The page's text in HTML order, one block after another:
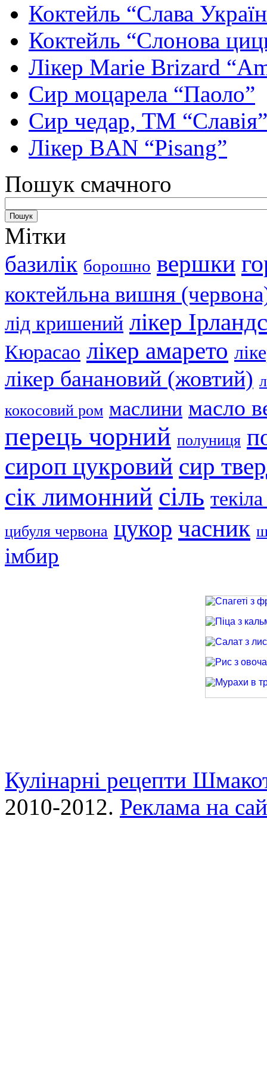
Коктейль “Слава
Коктейль “Слонова
Лікер Marie Brizard
Сир моцарела “Паоло”
Сир чедар, ТМ “Славія”
Лікер BAN “Pisang”
Пошук смачного
Мітки
базилік борошно вершки
коктейльна вишня
лід кришений лікер
Кюрасао лікер амарето
лікер банановий (жовтий)
кокосовий ром маслини масло
перець чорний полуниця
сироп цукровий сир
сік лимонний сіль
цибуля червона цукор часник
імбир
Кулінарні рецепти
2010-2012. Реклама на